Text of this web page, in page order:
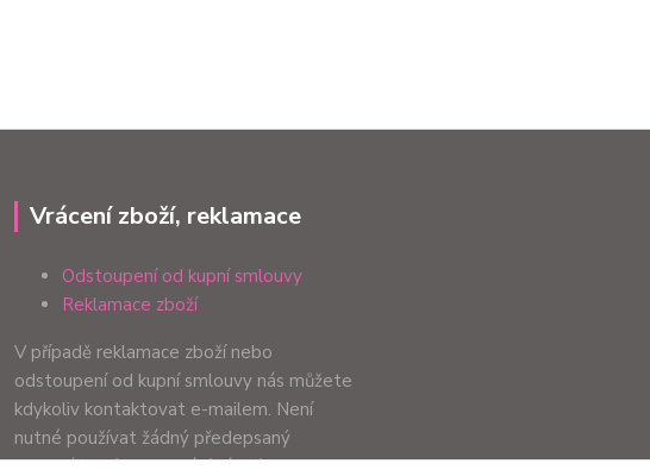
Vrácení zboží, reklamace
Odstoupení od kupní smlouvy
Reklamace zboží
V případě reklamace zboží nebo
odstoupení od kupní smlouvy nás můžete
kdykoliv kontaktovat e-mailem. Není
nutné používat žádný předepsaný
formulář. Způsob podání záleží pouze na